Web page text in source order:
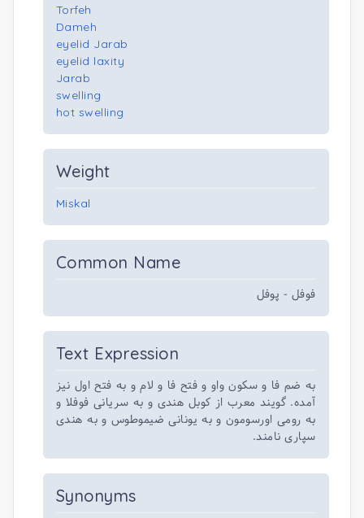
Torfeh
Dameh
eyelid Jarab
eyelid laxity
Jarab
swelling
hot swelling
Weight
Miskal
Common Name
فوفل - پوفل
Text Expression
به ضم فا و سکون واو و فتح فا و لام و به فتح اول نیز
آمده. گویند معرب از کوبل هندی و به سریانی فوفلا و
به رومی اورسومون و به یونانی ضیموطوس و به هندی
سپاری نامند.
Synonyms